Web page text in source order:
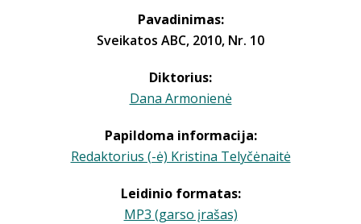
Pavadinimas:
Sveikatos ABC, 2010, Nr. 10
Diktorius:
Dana Armonienė
Papildoma informacija:
Redaktorius (-ė) Kristina Telyčėnaitė
Leidinio formatas:
MP3 (garso įrašas)